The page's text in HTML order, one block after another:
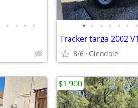
• • • • • • • • • • •
Tracker targa 2002
8/6 Glendale
$1,900